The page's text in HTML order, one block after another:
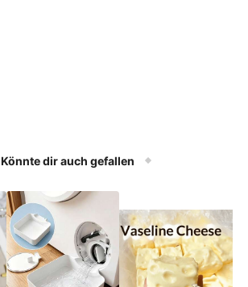
Könnte dir auch gefallen